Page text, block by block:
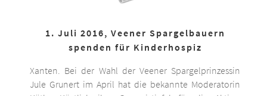
1. Juli 2016, Veener Spargelbauern
spenden für Kinderhospiz
Xanten. Bei der Wahl der Veener Spargelprinzessin
Jule Grunert im April hat die bekannte Moderatorin